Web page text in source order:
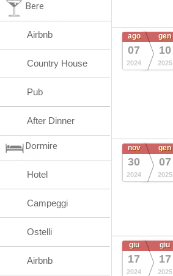
ago
07
2024
gen
10
2025
nov
30
2024
gen
07
2025
giu
17
2024
giu
17
2025
Bere
Airbnb
Country House
Pub
After Dinner
Dormire
Hotel
Campeggi
Ostelli
Airbnb